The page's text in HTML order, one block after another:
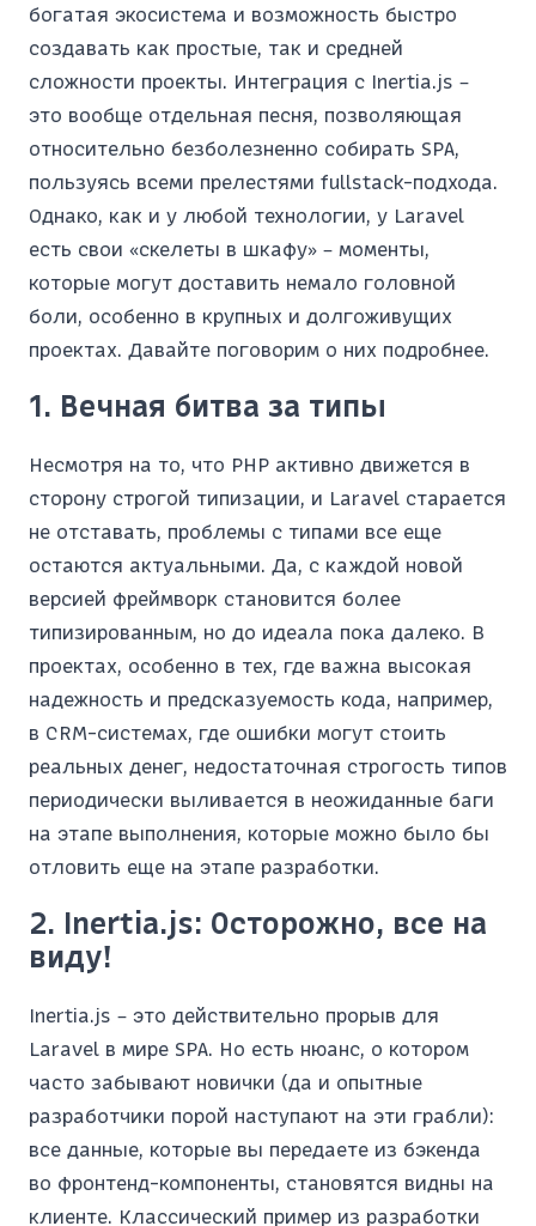
богатая экосистема и возможность быстро
создавать как простые, так и средней
сложности проекты. Интеграция с Inertia.js –
это вообще отдельная песня, позволяющая
относительно безболезненно собирать SPA,
пользуясь всеми прелестями fullstack-подхода.
Однако, как и у любой технологии, у Laravel
есть свои «скелеты в шкафу» – моменты,
которые могут доставить немало головной
боли, особенно в крупных и долгоживущих
проектах. Давайте поговорим о них подробнее.
1. Вечная битва за типы
Несмотря на то, что PHP активно движется в
сторону строгой типизации, и Laravel старается
не отставать, проблемы с типами все еще
остаются актуальными. Да, с каждой новой
версией фреймворк становится более
типизированным, но до идеала пока далеко. В
проектах, особенно в тех, где важна высокая
надежность и предсказуемость кода, например,
в CRM-системах, где ошибки могут стоить
реальных денег, недостаточная строгость типов
периодически выливается в неожиданные баги
на этапе выполнения, которые можно было бы
отловить еще на этапе разработки.
2. Inertia.js: Осторожно, все на
виду!
Inertia.js – это действительно прорыв для
Laravel в мире SPA. Но есть нюанс, о котором
часто забывают новички (да и опытные
разработчики порой наступают на эти грабли):
все данные, которые вы передаете из бэкенда
во фронтенд-компоненты, становятся видны на
клиенте. Классический пример из разработки